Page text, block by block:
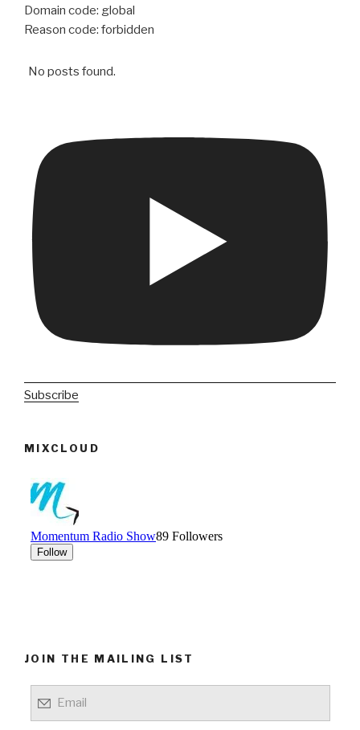
Domain code: global
Reason code: forbidden
No posts found.
Subscribe
MIXCLOUD
JOIN THE MAILING LIST